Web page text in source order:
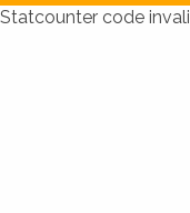
Statcounter code